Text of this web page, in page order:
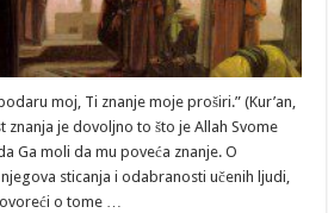
moj, Ti znanje moje proširi.” (Kur’an,
znanja je dovoljno to što je Allah Svome
Ga moli da mu poveća znanje. O
sticanja i odabranosti učenih ljudi,
o tome …